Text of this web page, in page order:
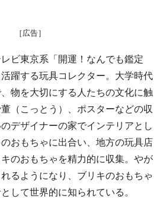
［広告］
ビ東京系「開運！なんでも鑑定
躍する玩具コレクター。大学時代
物を大切にする人たちの文化に触
（こっとう）、ポスターなどの収
デザイナーの家でインテリアとし
おもちゃに出合い、地方の玩具店
のおもちゃを精力的に収集。やが
るようになり、ブリキのおもちゃ
して世界的に知られている。